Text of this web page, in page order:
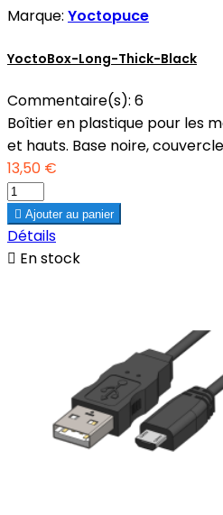
Marque: Yoctopuce
YoctoBox-Long-Thick-Black
Commentaire(s): 6
Boîtier en plastique pour les
et hauts. Base noire,
13,50 €
 Ajouter au panier
Détails
 En stock